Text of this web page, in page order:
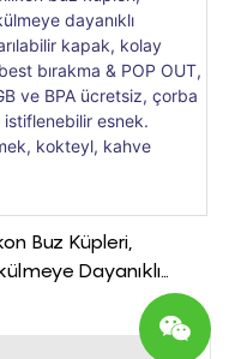
Buz Küpleri,
Dayanıklı
Kapak, Kolay
Bırakma & POP